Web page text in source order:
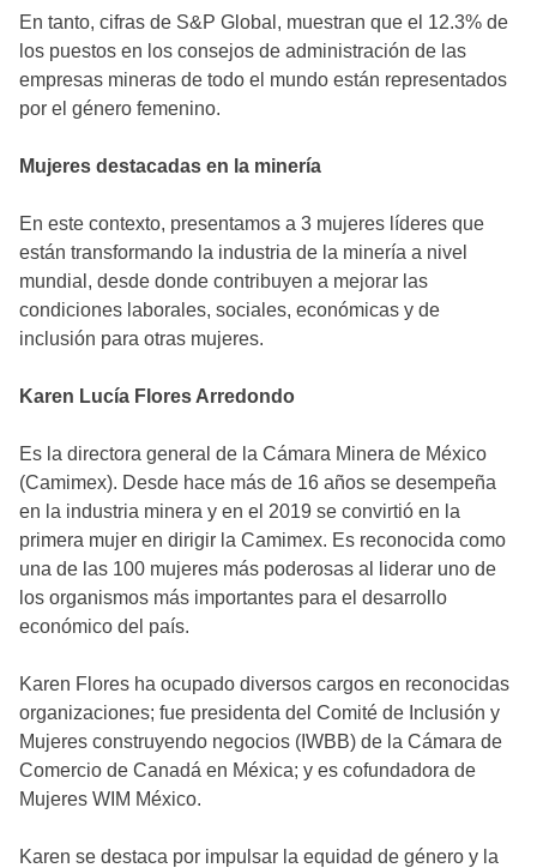
En tanto, cifras de S&P Global, muestran que el 12.3% de
los puestos en los consejos de administración de las
empresas mineras de todo el mundo están representados
por el género femenino.
Mujeres destacadas en la minería
En este contexto, presentamos a 3 mujeres líderes que
están transformando la industria de la minería a nivel
mundial, desde donde contribuyen a mejorar las
condiciones laborales, sociales, económicas y de
inclusión para otras mujeres.
Karen Lucía Flores Arredondo
Es la directora general de la Cámara Minera de México
(Camimex). Desde hace más de 16 años se desempeña
en la industria minera y en el 2019 se convirtió en la
primera mujer en dirigir la Camimex. Es reconocida como
una de las 100 mujeres más poderosas al liderar uno de
los organismos más importantes para el desarrollo
económico del país.
Karen Flores ha ocupado diversos cargos en reconocidas
organizaciones; fue presidenta del Comité de Inclusión y
Mujeres construyendo negocios (IWBB) de la Cámara de
Comercio de Canadá en Méxica; y es cofundadora de
Mujeres WIM México.
Karen se destaca por impulsar la equidad de género y la